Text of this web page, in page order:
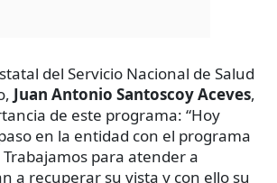
del Servicio Nacional de Salud
Juan Antonio Santoscoy Aceves,
de este programa: “Hoy
en la entidad con el programa
Trabajamos para atender a
a recuperar su vista y con ello su